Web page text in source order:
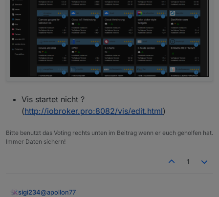
Vis startet nicht ?
(http://iobroker.pro:8082/vis/edit.html)
Bitte benutzt das Voting rechts unten im Beitrag wenn er euch geholfen hat.
Immer Daten sichern!
1
sigi234@apollon77